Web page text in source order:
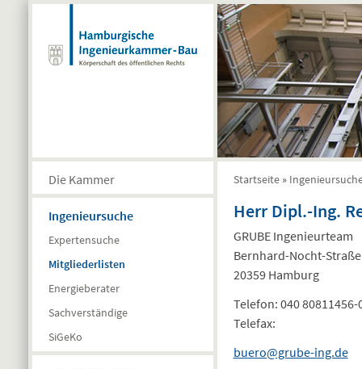
Direkt zum Inhalt
Die Kammer
Ingenieursuche
Expertensuche
Mitgliederlisten
Energieberater
Sachverständige
SiGeKo
Sie sind hier
Startseite »
Herr Dipl.-Ing.
GRUBE Ingenieurteam
Bernhard-Nocht-
20359 Hamburg
Telefon: 040 80811456-
Telefax:
buero@grube-ing.de